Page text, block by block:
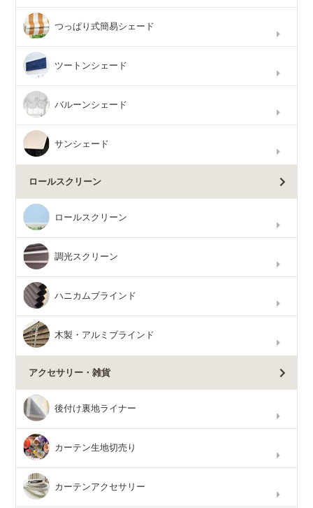
つっぱり式簡易シェード
ツートンシェード
バルーンシェード
サンシェード
ロールスクリーン
ロールスクリーン
調光スクリーン
ハニカムブラインド
木製・アルミブラインド
アクセサリー・雑貨
後付け裏地ライナー
カーテン生地切売り
カーテンアクセサリー